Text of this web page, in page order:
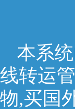
本系
线转运
物,买国